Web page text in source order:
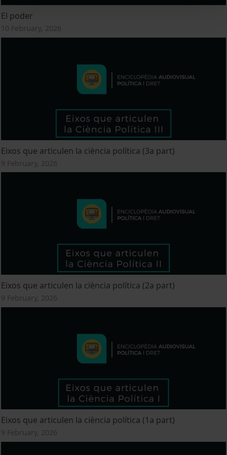
El poder
10 February, 2026
Eixos que articulen la ciència política (3a part)
9 February, 2026
Eixos que articulen la ciència política (2a part)
9 February, 2026
Eixos que articulen la ciència política (1a part)
9 February, 2026